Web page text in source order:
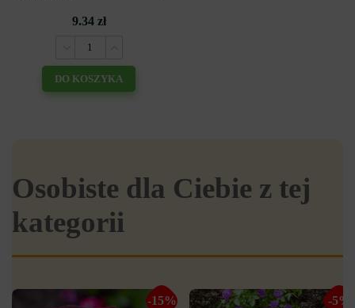
9.34 zł
DO KOSZYKA
Osobiste dla Ciebie z tej
kategorii
-15% -5%